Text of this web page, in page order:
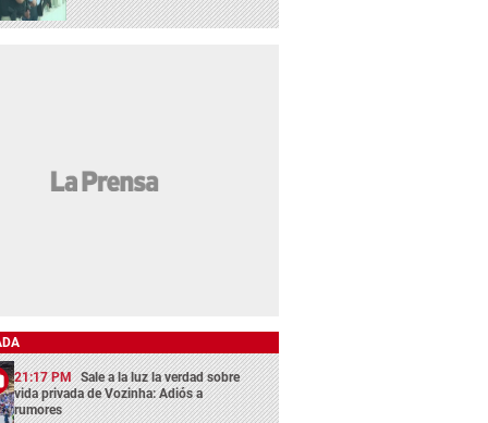
21:17 PM Sale a la luz la verdad sobre
vida privada de Vozinha: Adiós a
rumores